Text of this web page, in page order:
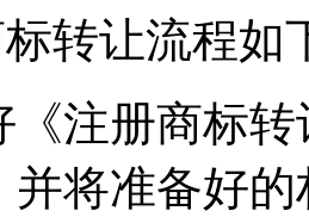
转让流程如
《注册商标
并将准备好